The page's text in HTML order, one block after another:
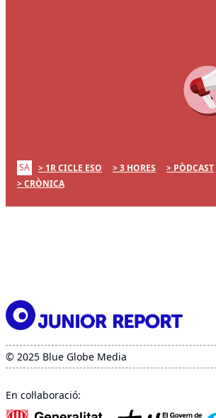
SA 1R CICLE ESO 3 HORES PÒDCAST
CRÒNICA
© 2025 Blue Globe Media
En col·laboració: